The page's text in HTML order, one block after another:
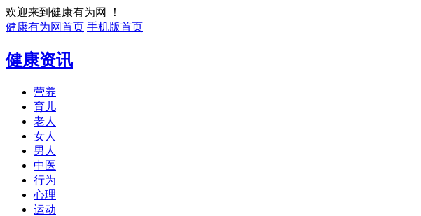
欢迎来到健康有为网 ！
健康有为网首页 手机版首页
健康资讯
营养
育儿
老人
女人
男人
中医
行为
心理
运动